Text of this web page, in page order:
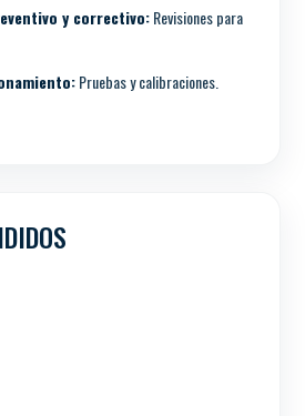
y correctivo:Revisiones para
Pruebas y calibraciones.